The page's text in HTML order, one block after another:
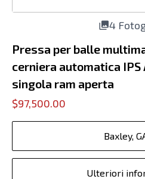
4
Pressa per balle
cerniera automatica IPS
singola ram aperta
$97,500.00
Baxley,
Ulteriori